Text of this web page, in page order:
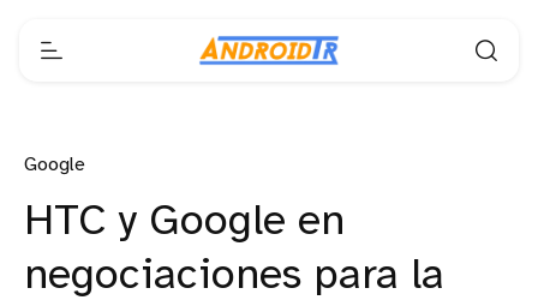
Google
HTC y Google en
negociaciones para la